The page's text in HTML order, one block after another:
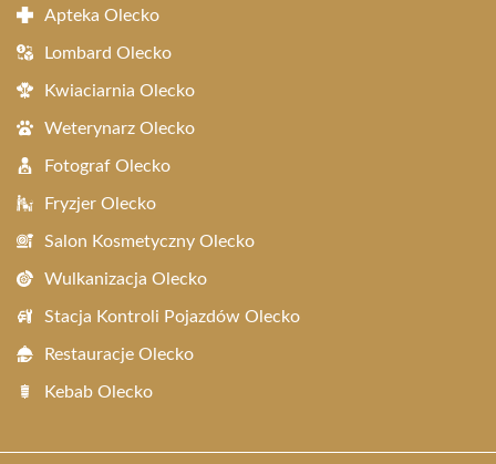
Apteka Olecko
Lombard Olecko
Kwiaciarnia Olecko
Weterynarz Olecko
Fotograf Olecko
Fryzjer Olecko
Salon Kosmetyczny Olecko
Wulkanizacja Olecko
Stacja Kontroli Pojazdów Olecko
Restauracje Olecko
Kebab Olecko